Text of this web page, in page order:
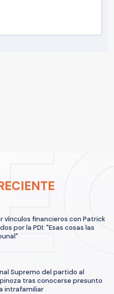
vínculos financieros con Patrick
por la PDI: "Esas cosas las
Supremo del partido al
tras conocerse presunto
intrafamiliar